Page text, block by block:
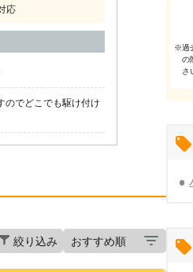
応
のでどこでも駆け付け
絞り込み
※過
の
さ